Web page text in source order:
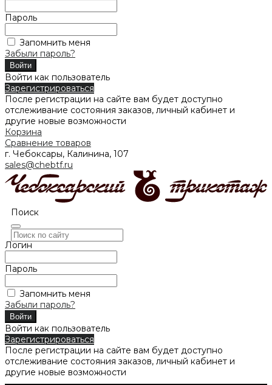
Пароль
Запомнить меня
Забыли пароль?
Войти как пользователь
Зарегистрироваться
После регистрации на сайте вам будет доступно
отслеживание состояния заказов, личный кабинет и
другие новые возможности
Корзина
Сравнение товаров
г. Чебоксары, Калинина, 107
sales@chebtf.ru
Поиск
Логин
Пароль
Запомнить меня
Забыли пароль?
Войти как пользователь
Зарегистрироваться
После регистрации на сайте вам будет доступно
отслеживание состояния заказов, личный кабинет и
другие новые возможности